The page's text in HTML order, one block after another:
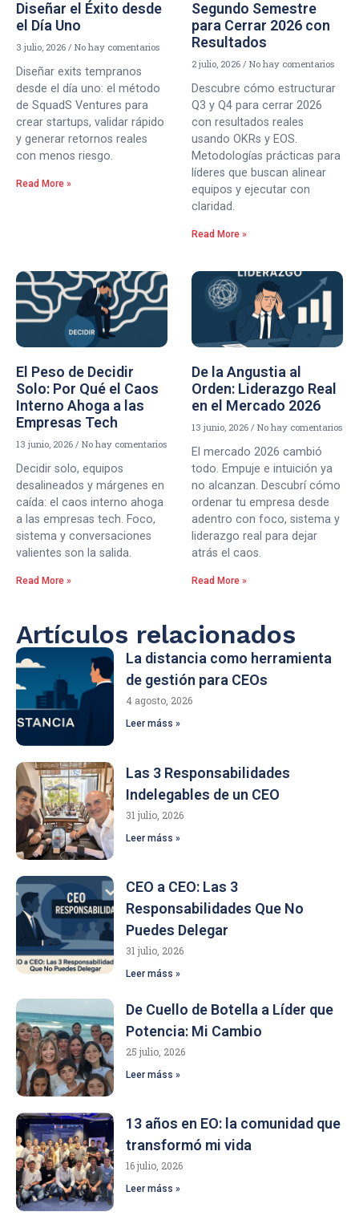
Diseñar el Éxito desde
el Día Uno
3 julio, 2026 No hay comentarios
Diseñar exits tempranos
desde el día uno: el método
de SquadS Ventures para
crear startups, validar rápido
y generar retornos reales
con menos riesgo.
Read More »
Segundo Semestre
para Cerrar 2026 con
Resultados
2 julio, 2026 No hay comentarios
Descubre cómo estructurar
Q3 y Q4 para cerrar 2026
con resultados reales
usando OKRs y EOS.
Metodologías prácticas para
líderes que buscan alinear
equipos y ejecutar con
claridad.
Read More »
El Peso de Decidir
Solo: Por Qué el Caos
Interno Ahoga a las
Empresas Tech
13 junio, 2026 No hay comentarios
Decidir solo, equipos
desalineados y márgenes en
caída: el caos interno ahoga
a las empresas tech. Foco,
sistema y conversaciones
valientes son la salida.
Read More »
De la Angustia al
Orden: Liderazgo Real
en el Mercado 2026
13 junio, 2026 No hay comentarios
El mercado 2026 cambió
todo. Empuje e intuición ya
no alcanzan. Descubrí cómo
ordenar tu empresa desde
adentro con foco, sistema y
liderazgo real para dejar
atrás el caos.
Read More »
Artículos relacionados
La distancia como herramienta
de gestión para CEOs
4 agosto, 2026
Leer máss »
Las 3 Responsabilidades
Indelegables de un CEO
31 julio, 2026
Leer máss »
CEO a CEO: Las 3
Responsabilidades Que No
Puedes Delegar
31 julio, 2026
Leer máss »
De Cuello de Botella a Líder que
Potencia: Mi Cambio
25 julio, 2026
Leer máss »
13 años en EO: la comunidad que
transformó mi vida
16 julio, 2026
Leer máss »